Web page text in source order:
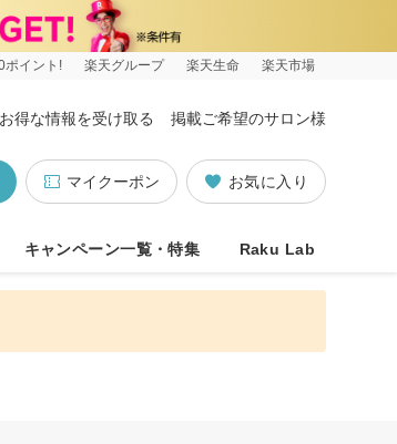
ポイント! 楽天グループ 楽天生命 楽天市場
お得な情報を受け取る 掲載ご希望のサロン様
お気に入り
マイクーポン
キャンペーン一覧・特集 Raku Lab